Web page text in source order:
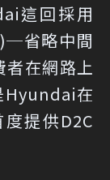
這回採用
省略中間
在網路上
Hyundai在
提供D2C